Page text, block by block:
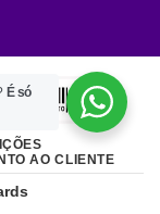
AO CLIENTE
É só